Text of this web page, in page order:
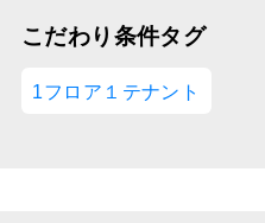
こだわり条件タグ
1フロア１テナント